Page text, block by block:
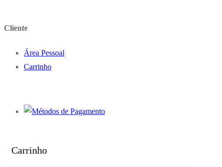
Cliente
Área Pessoal
Carrinho
Carrinho